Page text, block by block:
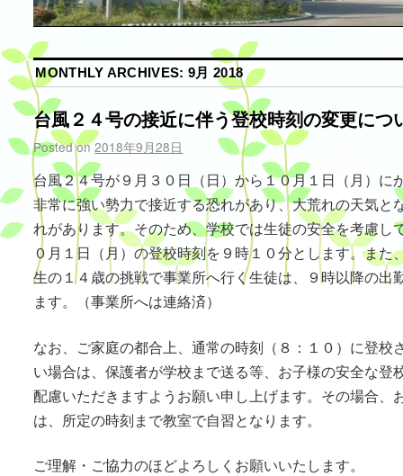
MONTHLY ARCHIVES:9月 2018
台風２４号の接近に伴う登校時刻の変更につ
Posted on 2018年9月28日
台風２４号が９月３０日（日）から１０月１日（月）に
非常に強い勢力で接近する恐れがあり、大荒れの天気と
れがあります。そのため、学校では生徒の安全を考慮し
０月１日（月）の登校時刻を９時１０分とします。また
生の１４歳の挑戦で事業所へ行く生徒は、９時以降の出
ます。（事業所へは連絡済）
なお、ご家庭の都合上、通常の時刻（８：１０）に登校
い場合は、保護者が学校まで送る等、お子様の安全な登
配慮いただきますようお願い申し上げます。その場合、
は、所定の時刻まで教室で自習となります。
ご理解・ご協力のほどよろしくお願いいたします。